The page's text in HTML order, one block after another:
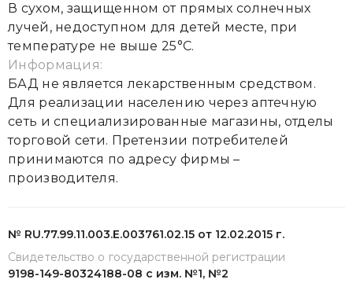
В сухом, защищенном от прямых солнечных
лучей, недоступном для детей месте, при
температуре не выше 25°С.
Информация:
БАД не является лекарственным средством.
Для реализации населению через аптечную
сеть и специализированные магазины, отделы
торговой сети. Претензии потребителей
принимаются по адресу фирмы –
производителя.
№ RU.77.99.11.003.Е.003761.02.15 от 12.02.2015 г.
Свидетельство о государственной регистрации
9198-149-80324188-08 с изм. №1, №2